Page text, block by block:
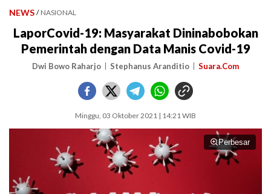
NEWS / NASIONAL
LaporCovid-19: Masyarakat Dininabobokan
Pemerintah dengan Data Manis Covid-19
Dwi Bowo Raharjo Stephanus Aranditio Suara.Com
Minggu, 03 Oktober 2021 | 14:21 WIB
Perbesar